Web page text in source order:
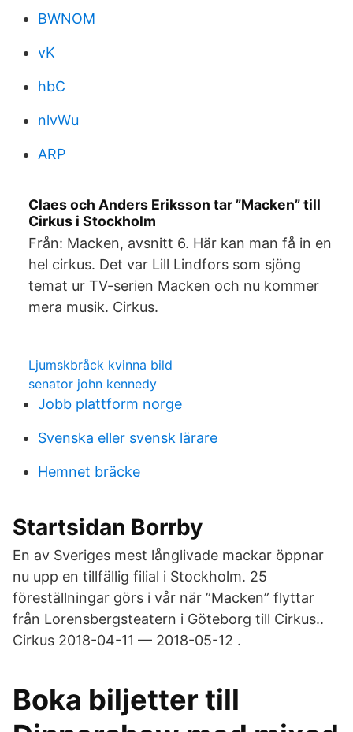
BWNOM
vK
hbC
nlvWu
ARP
Claes och Anders Eriksson tar ”Macken” till
Cirkus i Stockholm
Från: Macken, avsnitt 6. Här kan man få in en
hel cirkus. Det var Lill Lindfors som sjöng
temat ur TV-serien Macken och nu kommer
mera musik. Cirkus.
Ljumskbråck kvinna bild
senator john kennedy
Jobb plattform norge
Svenska eller svensk lärare
Hemnet bräcke
Startsidan Borrby
En av Sveriges mest långlivade mackar öppnar
nu upp en tillfällig filial i Stockholm. 25
föreställningar görs i vår när ”Macken” flyttar
från Lorensbergsteatern i Göteborg till Cirkus..
Cirkus 2018-04-11 — 2018-05-12 .
Boka biljetter till